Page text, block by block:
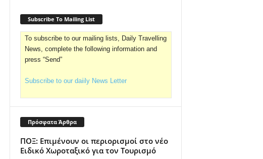
Subscribe To Mailing List
To subscribe to our mailing lists, Daily Travelling
News, complete the following information and
press “Send”
Subscribe to our daiily News Letter
Πρόσφατα Άρθρα
ΠΟΞ: Επιμένουν οι περιορισμοί στο νέο
Ειδικό Χωροταξικό για τον Τουρισμό